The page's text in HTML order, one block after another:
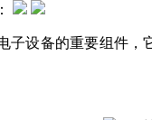
设备的重要组件